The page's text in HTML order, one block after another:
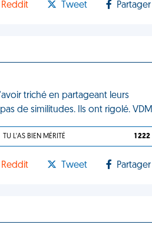
Reddit Tweet Partager
triché en partageant leurs
de similitudes. Ils ont rigolé. VDM
TU L'AS BIEN MÉRITÉ 1 222
Reddit Tweet Partager